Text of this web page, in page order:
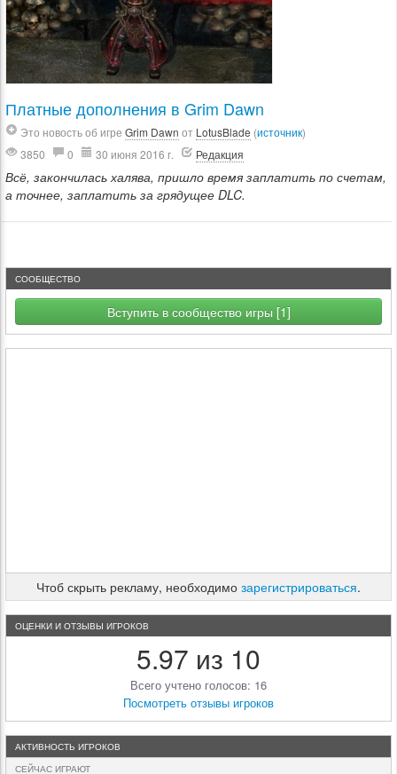
Платные дополнения в Grim Dawn
Это новость об игре Grim Dawn от LotusBlade (источник)
3850
0 30 июня 2016 г. Редакция
Всё, закончилась халява, пришло время заплатить по счетам,
а точнее, заплатить за грядущее DLC.
СООБЩЕСТВО
Вступить в сообщество игры [1]
Чтоб скрыть рекламу, необходимо зарегистрироваться.
ОЦЕНКИ И ОТЗЫВЫ ИГРОКОВ
5.97 из 10
Всего учтено голосов: 16
Посмотреть отзывы игроков
АКТИВНОСТЬ ИГРОКОВ
СЕЙЧАС ИГРАЮТ